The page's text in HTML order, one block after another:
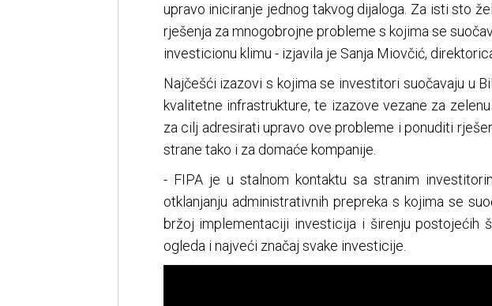
upravo iniciranje jednog takvog dijaloga. Za isti sto
rješenja za mnogobrojne probleme s kojima se
investicionu klimu - izjavila je Sanja Miovčić,
Najčešći izazovi s kojima se investitori suočavaju u
kvalitetne infrastrukture, te izazove vezane za
za cilj adresirati upravo ove probleme i ponuditi
strane tako i za domaće kompanije.
- FIPA je u stalnom kontaktu sa stranim
otklanjanju administrativnih prepreka s kojima se
bržoj implementaciji investicija i širenju postojećih
ogleda i najveći značaj svake investicije.